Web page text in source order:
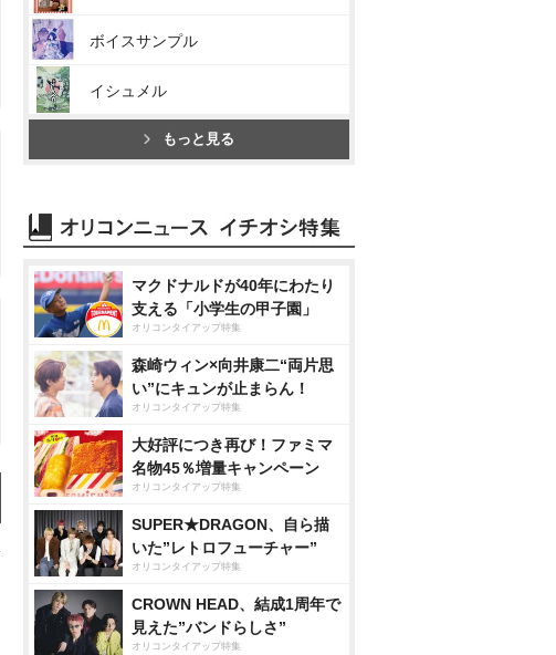
ボイスサンプル
イシュメル
もっと見る
マクドナルドが40年にわたり
支える「小学生の甲子園」
オリコンタイアップ特集
森崎ウィン×向井康二“両片思
い”にキュンが止まらん！
オリコンタイアップ特集
大好評につき再び！ファミマ
名物45％増量キャンペーン
オリコンタイアップ特集
SUPER★DRAGON、自ら描
いた”レトロフューチャー”
オリコンタイアップ特集
CROWN HEAD、結成1周年で
見えた”バンドらしさ”
オリコンタイアップ特集